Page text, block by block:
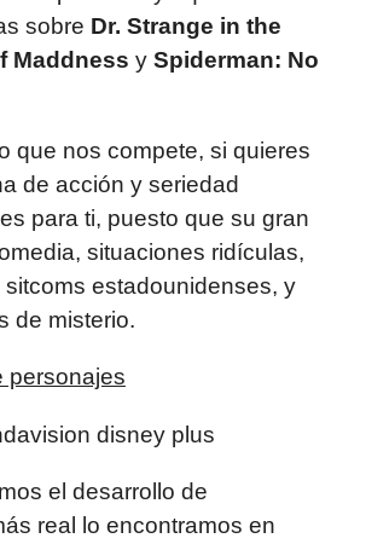
sobre Dr. Strange in the
Maddness y Spiderman: No
que nos compete, si quieres
de acción y seriedad
para ti, puesto que su gran
situaciones ridículas,
sitcoms estadounidenses, y
de misterio.
personajes
el desarrollo de
real lo encontramos en